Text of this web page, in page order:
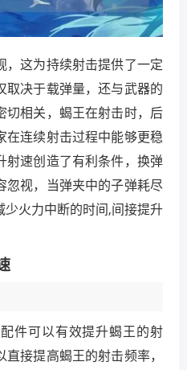
，这为持续射击提供了一定
取决于载弹量，还与武器的
切相关，蝎王在射击时，后
在连续射击过程中能够更稳
射速创造了有利条件，换弹
忽视，当弹夹中的子弹耗尽
火力中断的时间,间接提升
件可以有效提升蝎王的射
接提高蝎王的射击频率，